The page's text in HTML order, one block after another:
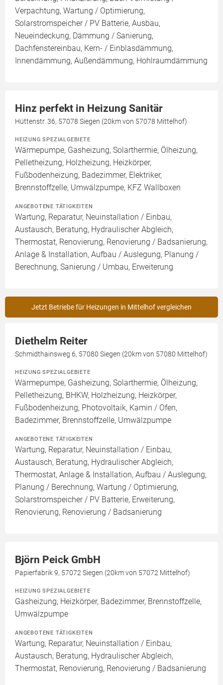
Verpachtung, Wartung / Optimierung,
Solarstromspeicher / PV Batterie, Ausbau,
Neueindeckung, Dämmung / Sanierung,
Dachfenstereinbau, Kern- / Einblasdämmung,
Innendämmung, Außendämmung, Hohlraumdämmung
Hinz perfekt in Heizung Sanitär
Hüttenstr. 36, 57078 Siegen (20km von 57078 Mittelhof)
HEIZUNG SPEZIALGEBIETE
Wärmepumpe, Gasheizung, Solarthermie, Ölheizung,
Pelletheizung, Holzheizung, Heizkörper,
Fußbodenheizung, Badezimmer, Elektriker,
Brennstoffzelle, Umwälzpumpe, KFZ Wallboxen
ANGEBOTENE TÄTIGKEITEN
Wartung, Reparatur, Neuinstallation / Einbau,
Austausch, Beratung, Hydraulischer Abgleich,
Thermostat, Renovierung, Renovierung / Badsanierung,
Anlage & Installation, Aufbau / Auslegung, Planung /
Berechnung, Sanierung / Umbau, Erweiterung
Jetzt Betriebe für Heizungen in Mittelhof vergleichen
Diethelm Reiter
Schmidthainsweg 6, 57080 Siegen (20km von 57080 Mittelhof)
HEIZUNG SPEZIALGEBIETE
Wärmepumpe, Gasheizung, Solarthermie, Ölheizung,
Pelletheizung, BHKW, Holzheizung, Heizkörper,
Fußbodenheizung, Photovoltaik, Kamin / Ofen,
Badezimmer, Brennstoffzelle, Umwälzpumpe
ANGEBOTENE TÄTIGKEITEN
Wartung, Reparatur, Neuinstallation / Einbau,
Austausch, Beratung, Hydraulischer Abgleich,
Thermostat, Anlage & Installation, Aufbau / Auslegung,
Planung / Berechnung, Wartung / Optimierung,
Solarstromspeicher / PV Batterie, Erweiterung,
Renovierung, Renovierung / Badsanierung
Björn Peick GmbH
Papierfabrik 9, 57072 Siegen (20km von 57072 Mittelhof)
HEIZUNG SPEZIALGEBIETE
Gasheizung, Heizkörper, Badezimmer, Brennstoffzelle,
Umwälzpumpe
ANGEBOTENE TÄTIGKEITEN
Wartung, Reparatur, Neuinstallation / Einbau,
Austausch, Beratung, Hydraulischer Abgleich,
Thermostat, Renovierung, Renovierung / Badsanierung